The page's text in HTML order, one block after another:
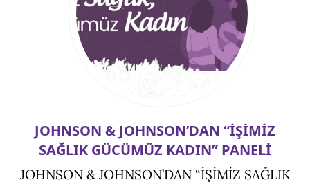
JOHNSON & JOHNSON’DAN “İŞİMİZ
SAĞLIK GÜCÜMÜZ KADIN” PANELİ
JOHNSON & JOHNSON’DAN “İŞİMİZ SAĞLIK